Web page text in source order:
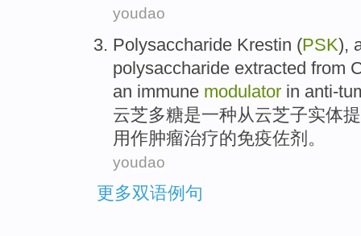
youdao
Polysaccharide Krestin (PSK),
polysaccharide extracted from
an immune modulator in anti-
云芝多糖是一种从云芝子实体
用作肿瘤治疗的免疫佐剂 。
youdao
更多双语例句